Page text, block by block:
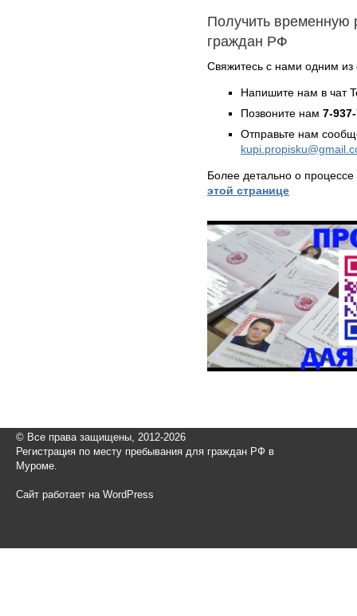
Получить временную
граждан РФ
Свяжитесь с нами одним
Напишите нам в чат
Позвоните нам 7-
Отправьте нам
Более детально о
этой странице
© Все права защищены, 2012-2026
Регистрация по месту пребывания для граждан РФ в
Муроме.
Сайт работает на WordPress